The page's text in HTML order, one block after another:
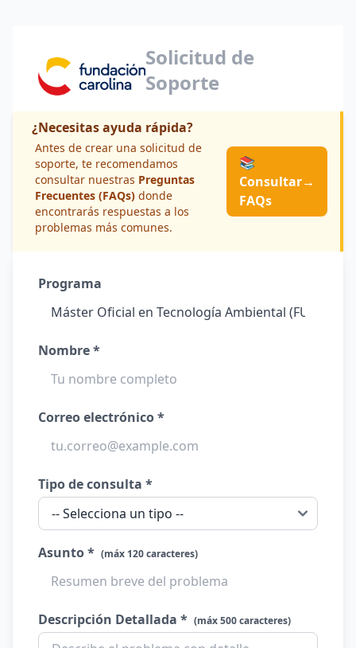
Solicitud de
Soporte
¿Necesitas ayuda rápida?
Antes de crear una solicitud de
soporte, te recomendamos
consultar nuestras Preguntas
Frecuentes (FAQs) donde
encontrarás respuestas a los
problemas más comunes.
📚
Consultar
FAQs
→
Programa
Nombre *
Correo electrónico *
Tipo de consulta *
Asunto * (máx 120 caracteres)
Descripción Detallada * (máx 500 caracteres)